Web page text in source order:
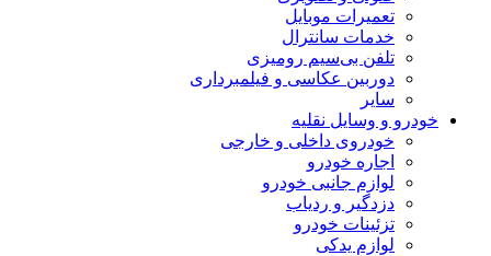
تعمیرات موبایل
خدمات سانترال
تلفن بی‌سیم رومیزی
دوربین عکاسی و فیلمبرداری
سایر
خودرو و وسایل نقلیه
خودروی داخلی و خارجی
اجاره خودرو
لوازم جانبی خودرو
دزدگیر و ردیاب
تزئینات خودرو
لوازم یدکی